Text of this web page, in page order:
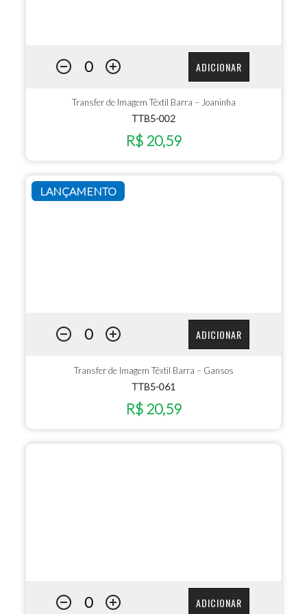
ADICIONAR
Transfer de Imagem Têxtil Barra – Joaninha
TTB5-002
R$ 20,59
LANÇAMENTO
ADICIONAR
Transfer de Imagem Têxtil Barra – Gansos
TTB5-061
R$ 20,59
ADICIONAR